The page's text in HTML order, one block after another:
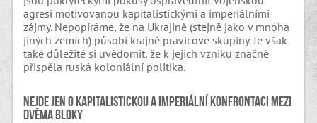
agresi motivovanou kapitalistickými a imperiálními
zájmy. Nepopíráme, že na Ukrajině (stejně jako v mnoha
jiných zemích) působí krajně pravicové skupiny. Je však
také důležité si uvědomit, že k jejich vzniku značně
přispěla ruská koloniální politika.
Nejde jen o kapitalistickou a imperiální konfrontaci mezi
dvěma bloky